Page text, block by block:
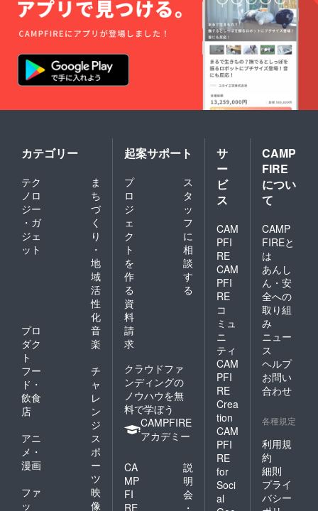
カテゴリー
テク
ノロ
ジー
・ガ
ジェ
ット
ま
ち
づ
く
り
・
地
域
活
性
化
プロ
ダク
ト
音
楽
フー
ド・
飲食
店
チ
ャ
レ
ン
ジ
アニ
メ・
漫画
ス
ポ
ー
ツ
ファ
ッ
映
像
起案サポート
プ
ロ
ジ
ェ
ク
ト
を
作
る
ス
タ
ッ
フ
に
相
談
す
る
資
料
請
求
クラウドファ
ンディングの
ノウハウを無
料で学ぼう
CAMPFIRE
アカデミー
CA
MP
FI
RE
説
明
会
・
サ
ー
ビ
ス
CAM
PFI
RE
CAM
PFI
RE
コ
ミュ
ニ
ティ
CAM
PFI
RE
Crea
tion
CAM
PFI
RE
for
Soci
al
CAMP
FIRE
につい
て
CAMP
FIREと
は
あんし
ん・安
全への
取り組
み
ニュー
ス
ヘルプ
お問い
合わせ
各種規定
利用規
約
細則
プライ
バシー